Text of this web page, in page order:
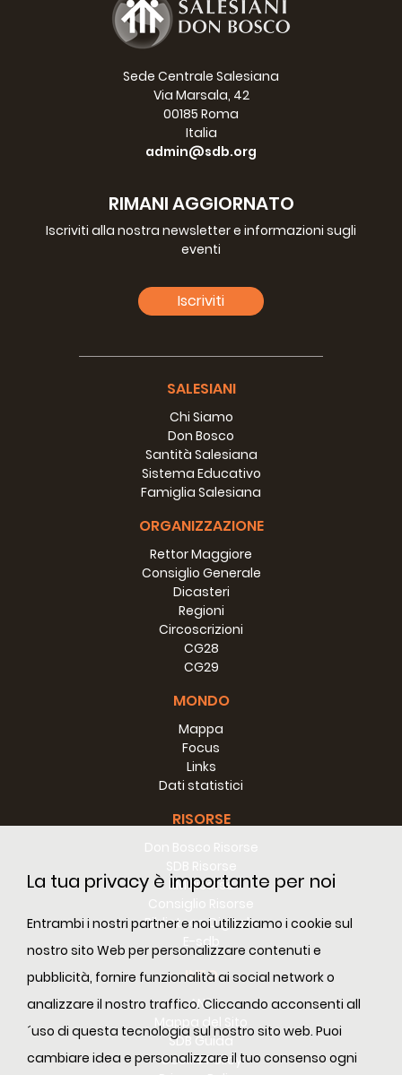
La tua privacy è importante per noi
Entrambi i nostri partner e noi utilizziamo i cookie sul
nostro sito Web per personalizzare contenuti e
pubblicità, fornire funzionalità ai social network o
analizzare il nostro traffico. Cliccando acconsenti all
´uso di questa tecnologia sul nostro sito web. Puoi
cambiare idea e personalizzare il tuo consenso ogni
Sede Centrale Salesiana
Via Marsala, 42
00185 Roma
Italia
admin@sdb.org
RIMANI AGGIORNATO
Iscriviti alla nostra newsletter e informazioni sugli
eventi
Iscriviti
SALESIANI
Chi Siamo
Don Bosco
Santità Salesiana
Sistema Educativo
Famiglia Salesiana
ORGANIZZAZIONE
Rettor Maggiore
Consiglio Generale
Dicasteri
Regioni
Circoscrizioni
CG28
CG29
MONDO
Mappa
Focus
Links
Dati statistici
RISORSE
RM Risorse
Biblioteca Digitale
E-sdb
INFO
ANS
Mappa del Sito
SDB Guida
Cookie Policy